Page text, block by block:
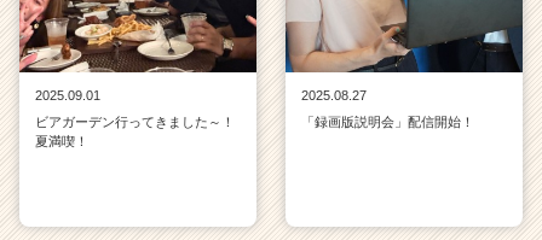
2025.09.01
ビアガーデン行ってきました～！
夏満喫！
2025.08.27
「録画版説明会」配信開始！